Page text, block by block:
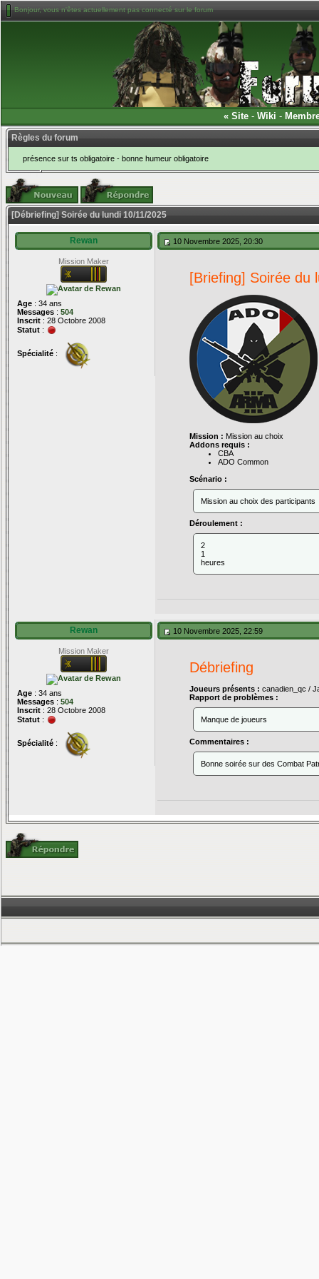
Bonjour, vous n'êtes actuellement pas connecté sur le forum
« Site - Wiki -
Règles du forum
présence sur ts obligatoire - bonne humeur obligatoire
[Débriefing] Soirée du lundi 10/11/2025
Rewan
Mission Maker
Age : 34 ans
Messages : 504
Inscrit : 28 Octobre 2008
Statut :
Spécialité :
10 Novembre 2025, 20:30
[Briefing] Soirée du
Mission : Mission au choix
Addons requis :
CBA
ADO Common
Scénario :
Mission au choix des participants
Déroulement :
2
1
heures
Rewan
Mission Maker
Age : 34 ans
Messages : 504
Inscrit : 28 Octobre 2008
Statut :
Spécialité :
10 Novembre 2025, 22:59
Débriefing
Joueurs présents : canadien_qc /
Rapport de problèmes :
Manque de joueurs
Commentaires :
Bonne soirée sur des Combat